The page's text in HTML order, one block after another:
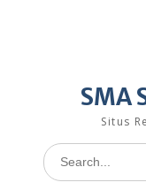
SMA
Situs
Search
for: